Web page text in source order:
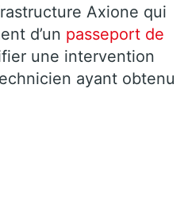
Axione qui
d’un passeport de
une intervention
ayant obtenu